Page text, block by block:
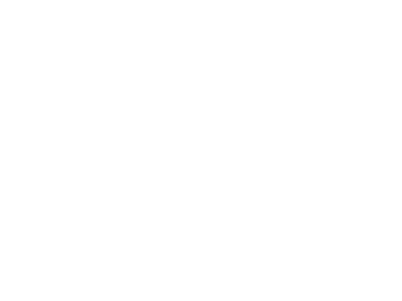
y un cuadro enmarcado en la pared.
con espejo, una silla, un televisor y una ventana con